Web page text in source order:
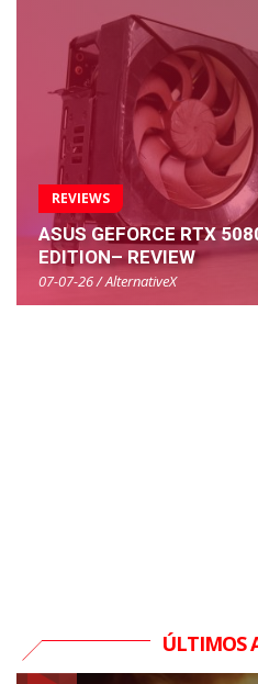
REVIEWS
ASUS GEFORCE RTX
EDITION– REVIEW
07-07-26 / AlternativeX
ÚLTIMOS